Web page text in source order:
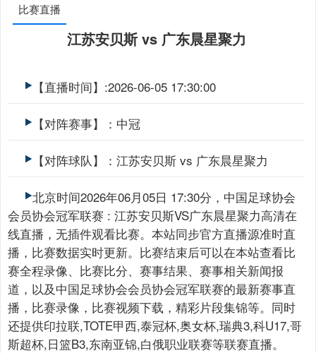
比赛直播
江苏安贝斯 vs 广东晨星聚力
【直播时间】:2026-06-05 17:30:00
【对阵赛事】：中冠
【对阵球队】：江苏安贝斯 vs 广东晨星聚力
北京时间2026年06月05日 17:30分，中国足球协会
会员协会冠军联赛 : 江苏安贝斯VS广东晨星聚力高清在
线直播，无插件观看比赛。本站同步官方直播源准时直
播，比赛数据实时更新。比赛结束后可以在本站查看比
赛全程录像、比赛比分、赛事结果、赛事相关新闻报
道，以及中国足球协会会员协会冠军联赛的最新赛事直
播，比赛录像，比赛视频下载，精彩片段集锦等。同时
还提供印拉联,TOTE甲西,泰冠杯,奥女杯,瑞典3,科U17,哥
斯超杯,日篮B3,东南亚锦,白俄职业联赛等联赛直播。